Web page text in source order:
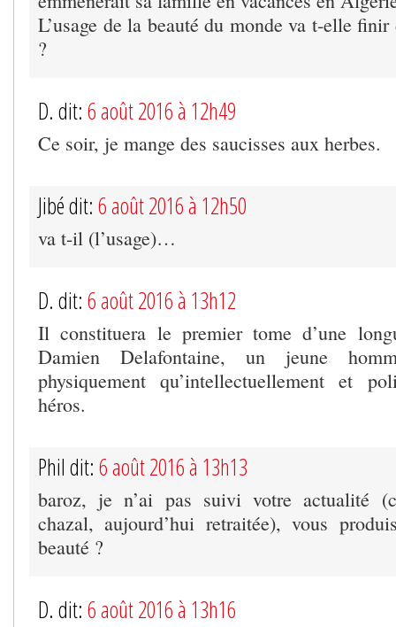
L’usage de la beauté du monde va t-elle
?
D. dit: 6 août 2016 à 12h49
Ce soir, je mange des saucisses aux herbes.
Jibé dit: 6 août 2016 à 12h50
va t-il (l’usage)…
D. dit: 6 août 2016 à 13h12
Il constituera le premier tome d’une
Damien Delafontaine, un jeune
physiquement qu’intellectuellement et
héros.
Phil dit: 6 août 2016 à 13h13
baroz, je n’ai pas suivi votre actualité
chazal, aujourd’hui retraitée), vous
beauté ?
D. dit: 6 août 2016 à 13h16